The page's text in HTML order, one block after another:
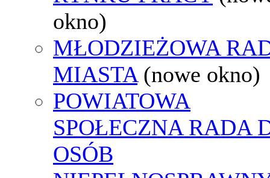
okno)
MŁODZIEŻOWA
MIASTA (nowe okno)
POWIATOWA
SPOŁECZNA RADA
OSÓB